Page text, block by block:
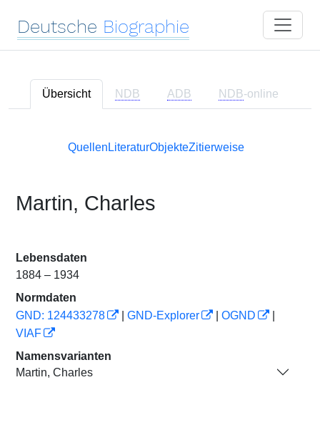
Deutsche Biographie
Übersicht NDB ADB NDB-online
Quellen LiteraturObjekteZitierweise
Martin, Charles
Lebensdaten
1884 – 1934
Normdaten
GND: 124433278
GND-Explorer OGND
VIAF
Namensvarianten
Martin, Charles